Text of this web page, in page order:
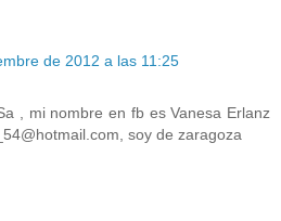
de 2012 a las 11:25
, mi nombre en fb es Vanesa Erlanz
soy de zaragoza